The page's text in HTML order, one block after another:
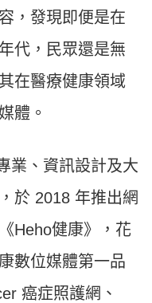
，發現即便是在
代，民眾還是無
在醫療健康領域
體。
業、資訊設計及大
於 2018 年推出網
Heho健康》，花
數位媒體第一品
癌症照護網、